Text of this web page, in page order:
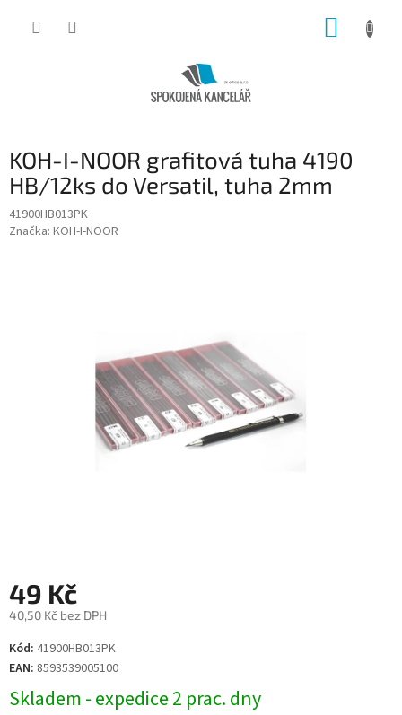
KOH-I-NOOR grafitová tuha 4190
HB/12ks do Versatil, tuha 2mm
41900HB013PK
Značka: KOH-I-NOOR
49 Kč
40,50 Kč bez DPH
Měrná
cena:
Kód: 41900HB013PK
EAN: 8593539005100
Skladem - expedice 2 prac. dny